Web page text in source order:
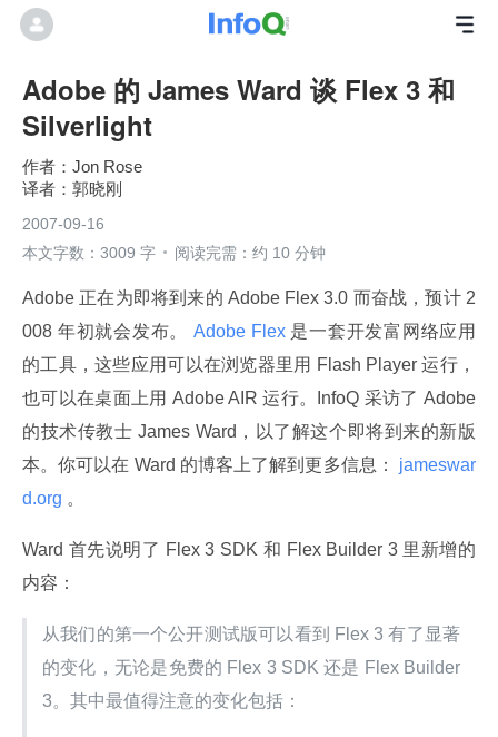
Adobe 的 James Ward 谈 Flex 3 和
Silverlight
Jon Rose
郭晓刚
2007-09-16
本文字数：3009 字
阅读完需：约 10 分钟
Adobe 正在为即将到来的 Adobe Flex 3.0 而奋战，预计 2
008 年初就会发布。
Adobe Flex 是一套开发富网络应用
的工具，这些应用可以在浏览器里用 Flash Player 运行，
也可以在桌面上用 Adobe AIR 运行。InfoQ 采访了 Adobe
的技术传教士 James Ward，以了解这个即将到来的新版
本。你可以在 Ward 的博客上了解到更多信息：
jameswar
d.org 。
Ward 首先说明了 Flex 3 SDK 和 Flex Builder 3 里新增的
内容：
从我们的第一个公开测试版可以看到 Flex 3 有了显著
的变化，无论是免费的 Flex 3 SDK 还是 Flex Builder
3。其中最值得注意的变化包括：